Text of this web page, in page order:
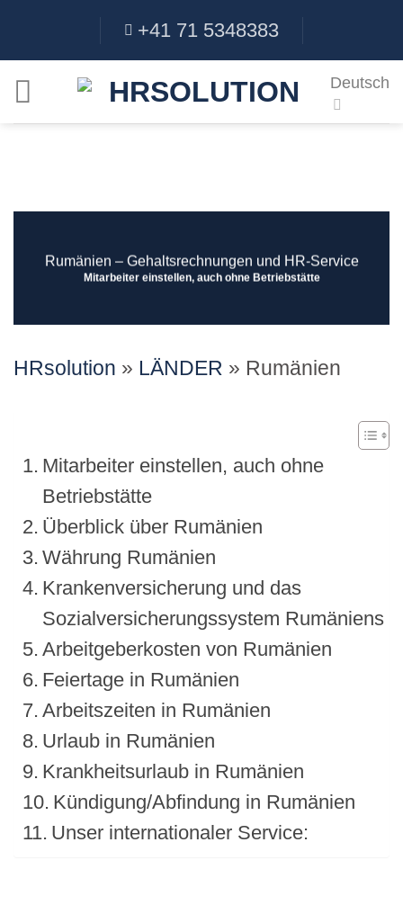
content
+41 71 5348383
Deutsch
Rumänien ‒ Gehaltsrechnungen und HR-Service
Mitarbeiter einstellen, auch ohne Betriebstätte
HRsolution » LÄNDER » Rumänien
Mitarbeiter einstellen, auch ohne
Betriebstätte
Überblick über Rumänien
Währung Rumänien
Krankenversicherung und das
Sozialversicherungssystem Rumäniens
Arbeitgeberkosten von Rumänien
Feiertage in Rumänien
Arbeitszeiten in Rumänien
Urlaub in Rumänien
Krankheitsurlaub in Rumänien
Kündigung/Abfindung in Rumänien
Unser internationaler Service: